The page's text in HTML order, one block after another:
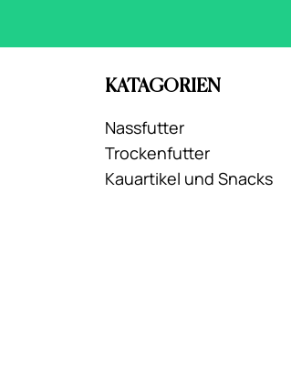
KATAGORIEN
Nassfutter
Trockenfutter
Kauartikel und Snacks